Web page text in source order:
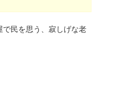
民を思う、寂しげな老